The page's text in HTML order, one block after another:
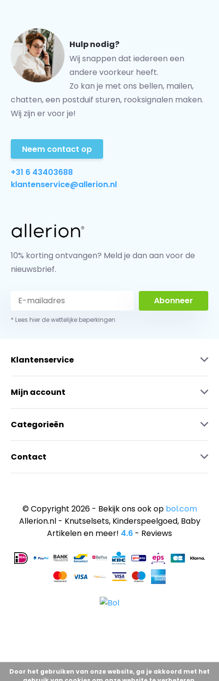
Hulp nodig?
Wij snappen dat iedereen een
andere voorkeur heeft.
Zo kan je met ons bellen, mailen,
chatten, een postduif sturen, rooksignalen maken.
Wij zijn er voor je!
Neem contact op
+31 6 43403688
klantenservice@allerion.nl
10% korting ontvangen? Meld je dan aan voor de
nieuwsbrief.
Abonneer
* Lees hier de wettelijke beperkingen
Klantenservice
Mijn account
Categorieën
Contact
© Copyright 2026 - Bekijk ons ook op bol.com
Allerion.nl - Knutselsets, Kinderspeelgoed, Baby
Artikelen en meer! 4.6 - Reviews
Door het gebruiken van onze website, ga je akkoord met het